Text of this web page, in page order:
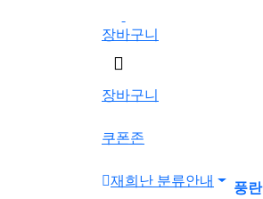
장바구니
검
버
장바구니
쿠폰존
재희난 분류안내
풍란